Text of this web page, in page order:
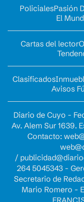
PolicialesPasión
El
Cartas del lector
Clasificados
Avisos
Diario de Cuyo -
Av. Alem Sur 1639.
Contacto:
/
264 5045343 -
Secretario de
Mario Romero -